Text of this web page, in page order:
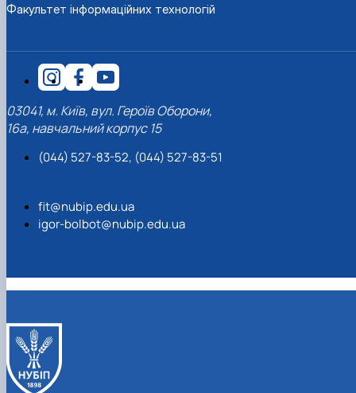
Факультет інформаційних технологій
03041, м. Київ, вул. Героїв Оборони,
16а, навчальний корпус 15
(044) 527-83-52, (044) 527-83-51
fit@nubip.edu.ua
igor-bolbot@nubip.edu.ua